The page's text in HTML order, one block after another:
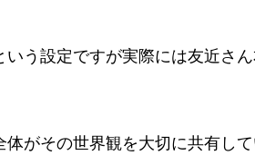
う設定ですが実際には友近さ
がその世界観を大切に共有して